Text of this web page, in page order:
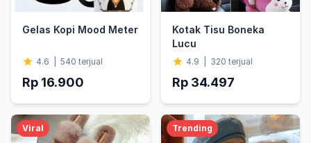
Gelas Kopi Mood Meter
4.6 540 terjual
Rp 16.900
Kotak Tisu Boneka
Lucu
4.9 320 terjual
Rp 34.497
Viral Trending